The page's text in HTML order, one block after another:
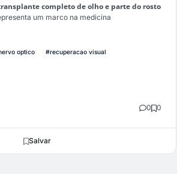
completo de olho e parte do rosto
um marco na medicina
optico
#recuperacao visual
0 0
Salvar